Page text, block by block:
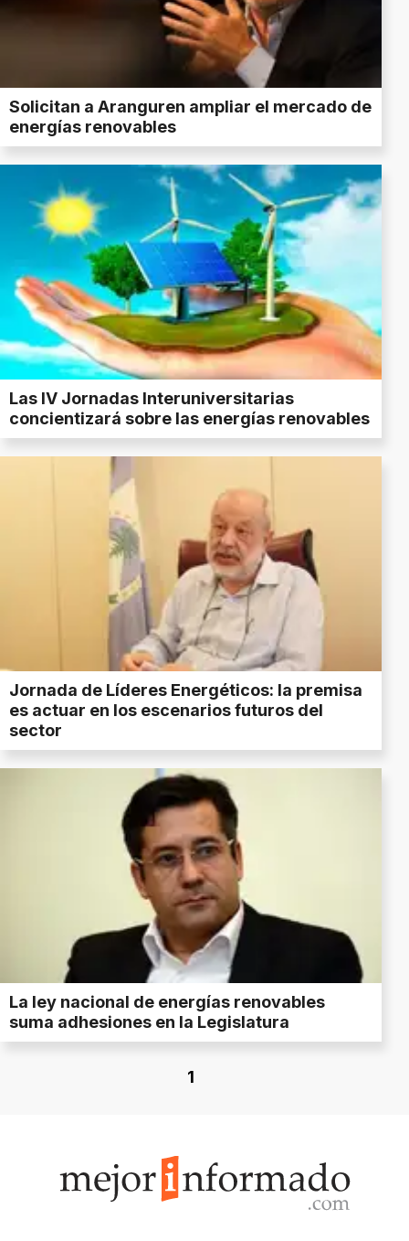
Solicitan a Aranguren ampliar el mercado de
energías renovables
Las IV Jornadas Interuniversitarias
concientizará sobre las energías renovables
Jornada de Líderes Energéticos: la premisa
es actuar en los escenarios futuros del
sector
La ley nacional de energías renovables
suma adhesiones en la Legislatura
1